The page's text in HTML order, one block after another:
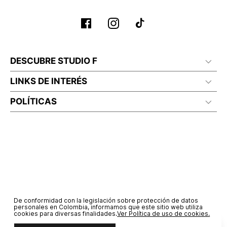
DESCUBRE STUDIO F
LINKS DE INTERÉS
POLÍTICAS
De conformidad con la legislación sobre protección de datos
personales en Colombia, informamos que este sitio web utiliza
cookies para diversas finalidades.Ver Política de uso de cookies.